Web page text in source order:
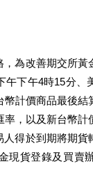
，為改善期交所黃
午下午4時15分、
幣計價商品最後結
率，以及新台幣計
得於到期將期貨
現貨登錄及買賣